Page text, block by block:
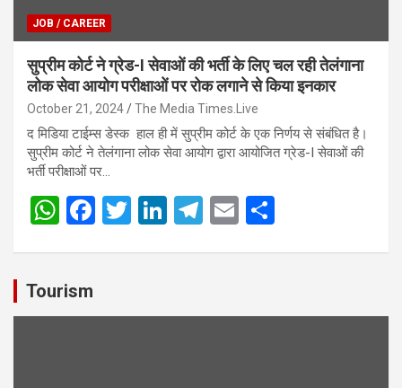
JOB / CAREER
सुप्रीम कोर्ट ने ग्रेड-I सेवाओं की भर्ती के लिए चल रही तेलंगाना
लोक सेवा आयोग परीक्षाओं पर रोक लगाने से किया इनकार
October 21, 2024 The Media Times.Live
द मिडिया टाईम्स डेस्क हाल ही में सुप्रीम कोर्ट के एक निर्णय से संबंधित है।
सुप्रीम कोर्ट ने तेलंगाना लोक सेवा आयोग द्वारा आयोजित ग्रेड-I सेवाओं की
भर्ती परीक्षाओं पर…
W
s
A
F
o
T
Li
n
T
a
E
Tourism